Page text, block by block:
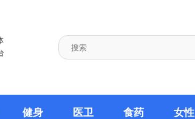
健身 医卫 食药 女性